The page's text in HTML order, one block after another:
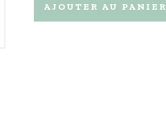
AJOUTER AU PANIER